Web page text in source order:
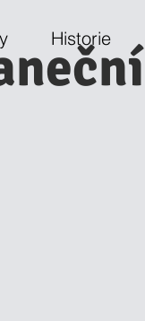
Historie